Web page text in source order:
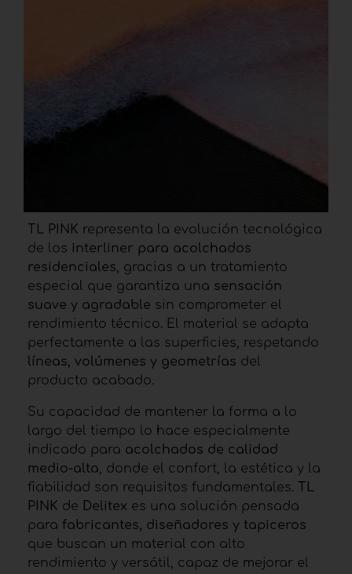
TL PINK representa la evolución tecnológica
de los interliner para acolchados
residenciales, gracias a un tratamiento
especial que garantiza una sensación
suave y agradable sin comprometer el
rendimiento técnico. El material se adapta
perfectamente a las superficies, respetando
líneas, volúmenes y geometrías del
producto acabado.
Su capacidad de mantener la forma a lo
largo del tiempo lo hace especialmente
indicado para acolchados de calidad
medio-alta, donde el confort, la estética y la
fiabilidad son requisitos fundamentales. TL
PINK de Delitex es una solución pensada
para fabricantes, diseñadores y tapiceros
que buscan un material con alto
rendimiento y versátil, capaz de mejorar el